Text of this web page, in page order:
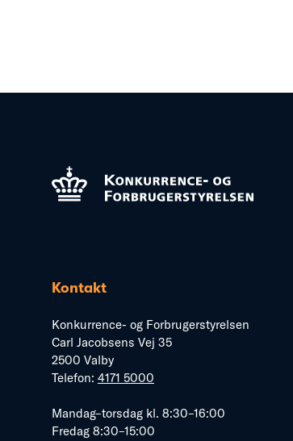
Kontakt
Konkurrence- og Forbrugerstyrelsen
Carl Jacobsens Vej 35
2500 Valby
Telefon: 4171 5000
Mandag–torsdag kl. 8:30–16:00
Fredag 8:30–15:00